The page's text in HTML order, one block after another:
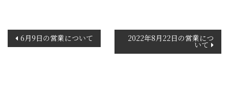
稿
6月9日の営業について 2022年8月22日の営業につ
いて